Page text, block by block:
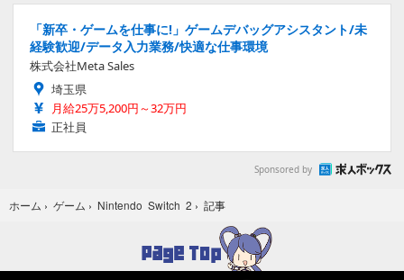
「新卒・ゲームを仕事に!」ゲームデバッグアシスタント/未
経験歓迎/データ入力業務/快適な仕事環境
株式会社Meta Sales
埼玉県
月給25万5,200円～32万円
正社員
Sponsored by
ホーム › ゲーム › Nintendo Switch 2 › 記事